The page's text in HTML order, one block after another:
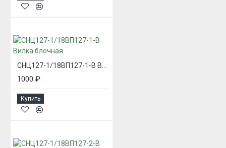
СНЦ127-1/18ВП127-1-В Вилка блочная
1000 ₽
Купить